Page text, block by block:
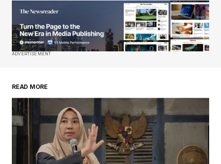
ADVERTISEMENT
READ MORE